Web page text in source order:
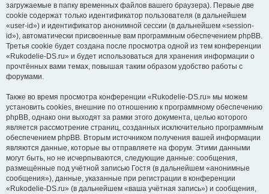
загружаемые в папку временных файлов вашего браузера). Первые две
cookie содержат только идентификатор пользователя (в дальнейшем
«user-id») и идентификатор анонимной сессии (в дальнейшем «session-
id»), автоматически присвоенные вам программным обеспечением phpBB.
Третья cookie будет создана после просмотра одной из тем конференции
«Rukodelie-DS.ru» и будет использоваться для хранения информации о
прочтённых вами темах, повышая таким образом удобство работы с
форумами.
Также во время просмотра конференции «Rukodelie-DS.ru» мы можем
установить cookies, внешние по отношению к программному обеспечению
phpBB, однако они выходят за рамки этого документа, целью которого
является рассмотрение страниц, созданных исключительно программным
обеспечением phpBB. Вторым источником получения вашей информации
являются данные, которые вы отправляете на форум. Этими данными
могут быть, но не исчерпываются, следующие данные: сообщения,
размещённые под учётной записью Гостя (в дальнейшем «анонимные
сообщения»), данные, указанные при регистрации в конференции
«Rukodelie-DS.ru» (в дальнейшем «ваша учётная запись») и сообщения,